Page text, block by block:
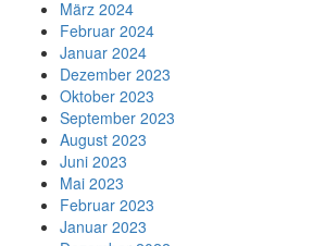
März 2024
Februar 2024
Januar 2024
Dezember 2023
Oktober 2023
September 2023
August 2023
Juni 2023
Mai 2023
Februar 2023
Januar 2023